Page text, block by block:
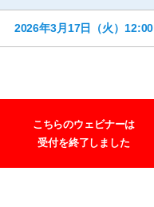
2026年3月17日（火）12:00
こちらのウェビナーは
受付を終了しました